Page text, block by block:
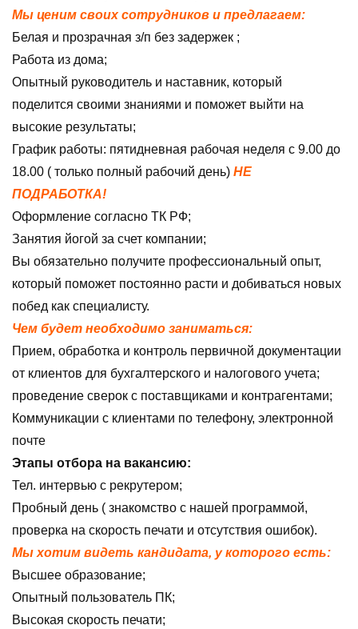
Мы ценим своих сотрудников и предлагаем:
Белая и прозрачная з/п без задержек ;
Работа из дома;
Опытный руководитель и наставник, который
поделится своими знаниями и поможет выйти на
высокие результаты;
График работы: пятидневная рабочая неделя с 9.00 до
18.00 ( только полный рабочий день) НЕ
ПОДРАБОТКА!
Оформление согласно ТК РФ;
Занятия йогой за счет компании;
Вы обязательно получите профессиональный опыт,
который поможет постоянно расти и добиваться новых
побед как специалисту.
Чем будет необходимо заниматься:
Прием, обработка и контроль первичной документации
от клиентов для бухгалтерского и налогового учета;
проведение сверок с поставщиками и контрагентами;
Коммуникации с клиентами по телефону, электронной
почте
Этапы отбора на вакансию:
Тел. интервью с рекрутером;
Пробный день ( знакомство с нашей программой,
проверка на скорость печати и отсутствия ошибок).
Мы хотим видеть кандидата, у которого есть:
Высшее образование;
Опытный пользователь ПК;
Высокая скорость печати;